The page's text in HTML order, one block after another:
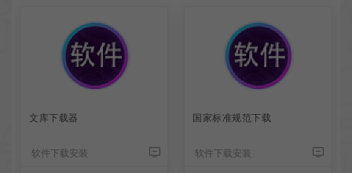
文库下载器
软件下载安装
国家标准规范下载
软件下载安装